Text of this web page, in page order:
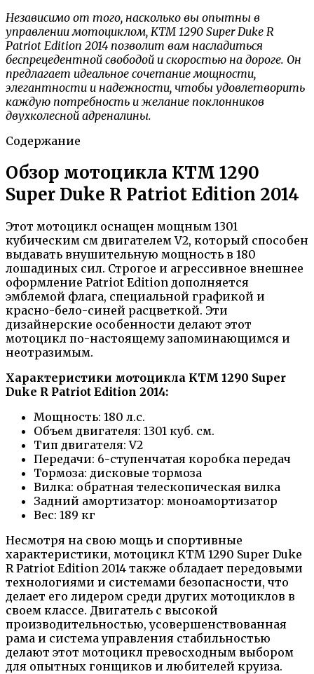
Независимо от того, насколько вы опытны в
управлении мотоциклом, KTM 1290 Super Duke R
Patriot Edition 2014 позволит вам насладиться
беспрецедентной свободой и скоростью на дороге. Он
предлагает идеальное сочетание мощности,
элегантности и надежности, чтобы удовлетворить
каждую потребность и желание поклонников
двухколесной адреналины.
Содержание
Обзор мотоцикла KTM 1290
Super Duke R Patriot Edition 2014
Этот мотоцикл оснащен мощным 1301
кубическим см двигателем V2, который способен
выдавать внушительную мощность в 180
лошадиных сил. Строгое и агрессивное внешнее
оформление Patriot Edition дополняется
эмблемой флага, специальной графикой и
красно-бело-синей расцветкой. Эти
дизайнерские особенности делают этот
мотоцикл по-настоящему запоминающимся и
неотразимым.
Характеристики мотоцикла KTM 1290 Super
Duke R Patriot Edition 2014:
Мощность: 180 л.с.
Объем двигателя: 1301 куб. см.
Тип двигателя: V2
Передачи: 6-ступенчатая коробка передач
Тормоза: дисковые тормоза
Вилка: обратная телескопическая вилка
Задний амортизатор: моноамортизатор
Вес: 189 кг
Несмотря на свою мощь и спортивные
характеристики, мотоцикл KTM 1290 Super Duke
R Patriot Edition 2014 также обладает передовыми
технологиями и системами безопасности, что
делает его лидером среди других мотоциклов в
своем классе. Двигатель с высокой
производительностью, усовершенствованная
рама и система управления стабильностью
делают этот мотоцикл превосходным выбором
для опытных гонщиков и любителей круиза.